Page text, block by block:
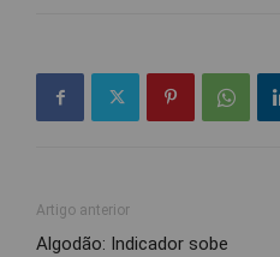
Artigo anterior
Algodão: Indicador sobe